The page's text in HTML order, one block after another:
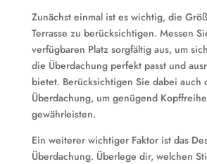
Zunächst einmal ist es wichtig, die
Terrasse zu berücksichtigen. Messen
verfügbaren Platz sorgfältig aus, um
die Überdachung perfekt passt und
bietet. Berücksichtigen Sie dabei auch
Überdachung, um genügend
gewährleisten.
Ein weiterer wichtiger Faktor ist das
Überdachung. Überlege dir, welchen